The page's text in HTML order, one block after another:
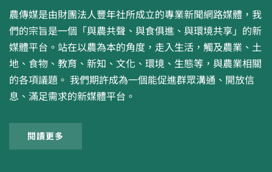
農傳媒是由財團法人豐年社所成立的專業新聞網路媒體，我
們的宗旨是一個「與農共聲、與食俱進、與環境共享」的新
媒體平台。站在以農為本的角度，走入生活，觸及農業、土
地、食物、教育、新知、文化、環境、生態等，與農業相關
的各項議題。 我們期許成為一個能促進群眾溝通、開放信
息、滿足需求的新媒體平台。
閱讀更多